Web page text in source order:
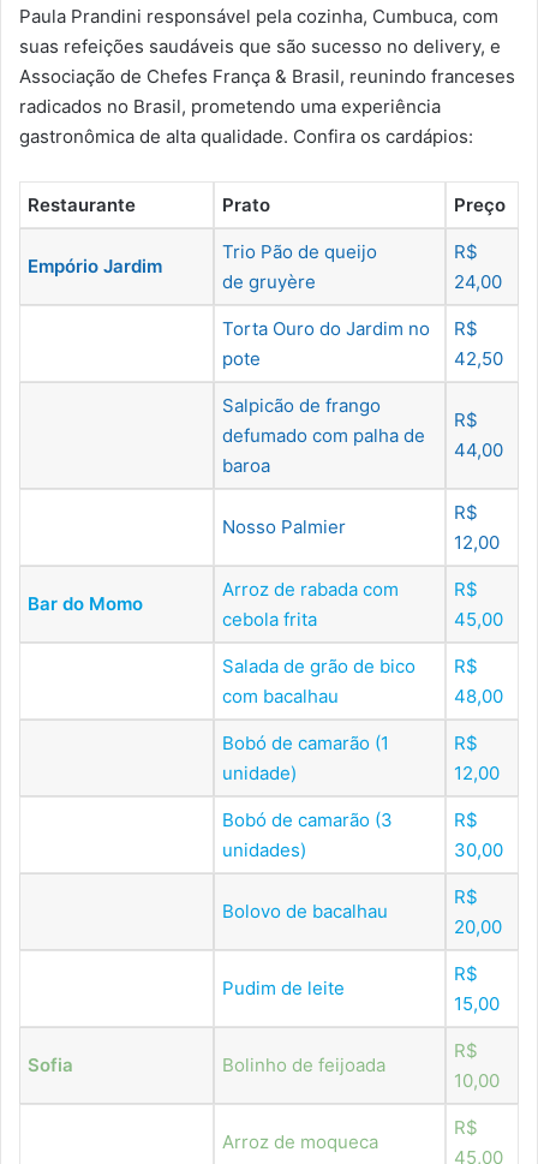
Paula Prandini responsável pela cozinha, Cumbuca, com
suas refeições saudáveis que são sucesso no delivery, e
Associação de Chefes França & Brasil, reunindo franceses
radicados no Brasil, prometendo uma experiência
gastronômica de alta qualidade. Confira os cardápios:
Restaurante Prato Preço
Empório Jardim
Trio Pão de queijo
de gruyère
R$
24,00
Torta Ouro do Jardim no
pote
R$
42,50
Salpicão de frango
defumado com palha de
baroa
R$
44,00
Nosso Palmier
R$
12,00
Bar do Momo
Arroz de rabada com
cebola frita
R$
45,00
Salada de grão de bico
com bacalhau
R$
48,00
Bobó de camarão (1
unidade)
R$
12,00
Bobó de camarão (3
unidades)
R$
30,00
Bolovo de bacalhau
R$
20,00
Pudim de leite
R$
15,00
Sofia Bolinho de feijoada
R$
10,00
Arroz de moqueca
R$
45,00